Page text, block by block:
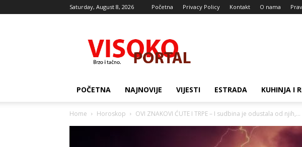
Saturday, August 8, 2026 Početna Privacy Policy Kontakt O nama
portal
POČETNA NAJNOVIJE VIJESTI ESTRADA KUHINJA I
Home Horoskop OVI ZNAKOVI ĆUTE I TRPE – I sudbina je odustala od njih,...